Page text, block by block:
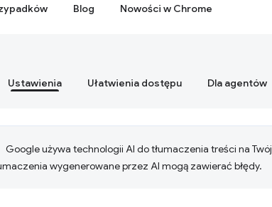
Blog Nowości w Chrome
Ustawienia Ułatwienia dostępu Dla agentów
Google używa technologii AI do tłumaczenia treści na Twój
wygenerowane przez AI mogą zawierać błędy.